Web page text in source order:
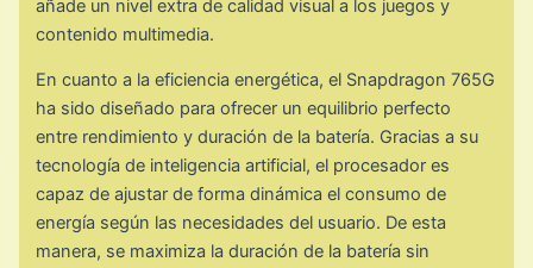
añade un nivel extra de calidad visual a los juegos y
contenido multimedia.
En cuanto a la eficiencia energética, el Snapdragon 765G
ha sido diseñado para ofrecer un equilibrio perfecto
entre rendimiento y duración de la batería. Gracias a su
tecnología de inteligencia artificial, el procesador es
capaz de ajustar de forma dinámica el consumo de
energía según las necesidades del usuario. De esta
manera, se maximiza la duración de la batería sin